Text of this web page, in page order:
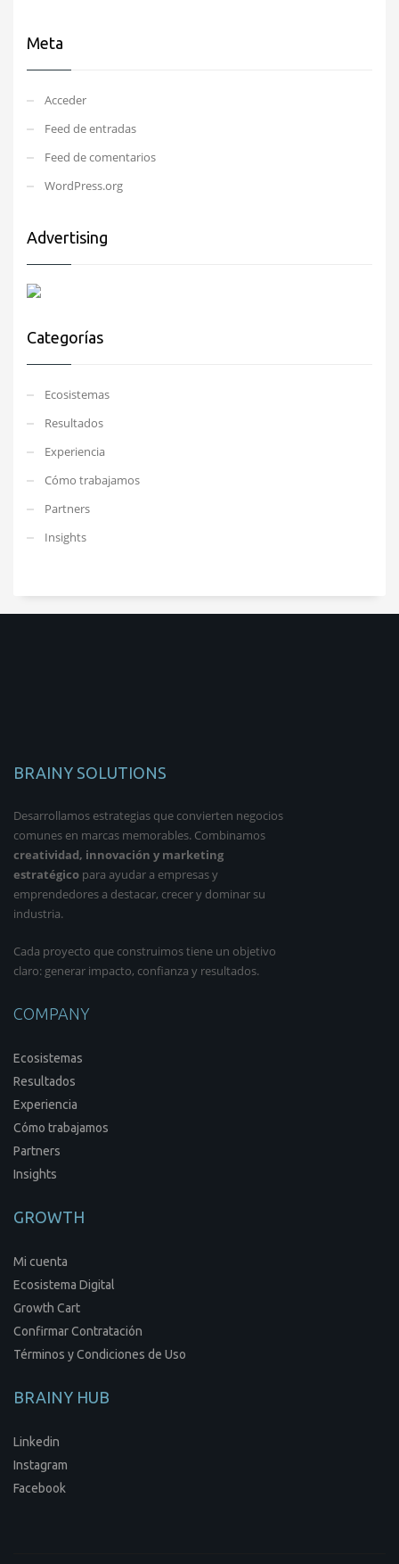
Meta
Acceder
Feed de entradas
Feed de comentarios
WordPress.org
Advertising
Categorías
Ecosistemas
Resultados
Experiencia
Cómo trabajamos
Partners
Insights
BRAINY SOLUTIONS
Desarrollamos estrategias que convierten negocios
comunes en marcas memorables. Combinamos
creatividad, innovación y marketing
estratégico para ayudar a empresas y
emprendedores a destacar, crecer y dominar su
industria.
Cada proyecto que construimos tiene un objetivo
claro: generar impacto, confianza y resultados.
COMPANY
Ecosistemas
Resultados
Experiencia
Cómo trabajamos
Partners
Insights
GROWTH
Mi cuenta
Ecosistema Digital
Growth Cart
Confirmar Contratación
Términos y Condiciones de Uso
BRAINY HUB
Linkedin
Instagram
Facebook